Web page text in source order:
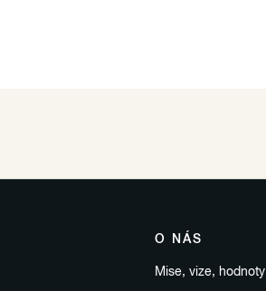
O NÁS
Mise, vize, hodnoty